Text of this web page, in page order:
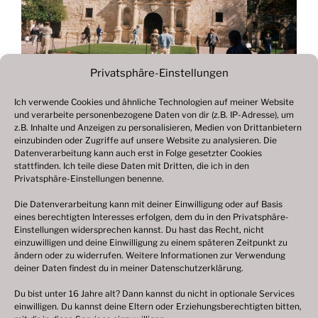
Privatsphäre-Einstellungen
Ich verwende Cookies und ähnliche Technologien auf meiner Website
und verarbeite personenbezogene Daten von dir (z.B. IP-Adresse), um
z.B. Inhalte und Anzeigen zu personalisieren, Medien von Drittanbietern
einzubinden oder Zugriffe auf unsere Website zu analysieren. Die
Datenverarbeitung kann auch erst in Folge gesetzter Cookies
stattfinden. Ich teile diese Daten mit Dritten, die ich in den
Privatsphäre-Einstellungen benenne.
Die Datenverarbeitung kann mit deiner Einwilligung oder auf Basis
eines berechtigten Interesses erfolgen, dem du in den Privatsphäre-
Einstellungen widersprechen kannst. Du hast das Recht, nicht
einzuwilligen und deine Einwilligung zu einem späteren Zeitpunkt zu
ändern oder zu widerrufen. Weitere Informationen zur Verwendung
deiner Daten findest du in meiner Datenschutzerklärung.
Du bist unter 16 Jahre alt? Dann kannst du nicht in optionale Services
einwilligen. Du kannst deine Eltern oder Erziehungsberechtigten bitten,
Beitragsnavigation
Vorheriger
Beitrag
Fotogalerie 1999
© 2003 – 2025 nilsbenthien.de,Datenschutzerklärung
|Cookie-Richtlinie EU|Impressum